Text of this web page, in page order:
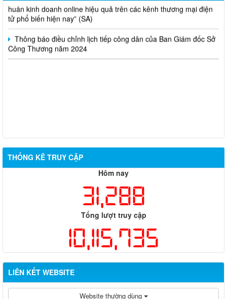
tử phổ biến hiện nay” (SA)
Thông báo điều chỉnh lịch tiếp công dân của Ban Giám đốc Sở
Công Thương năm 2024
THỐNG KÊ TRUY CẬP
Hôm nay
31,288
Tổng lượt truy cập
10,115,735
LIÊN KẾT WEBSITE
Website thường dùng